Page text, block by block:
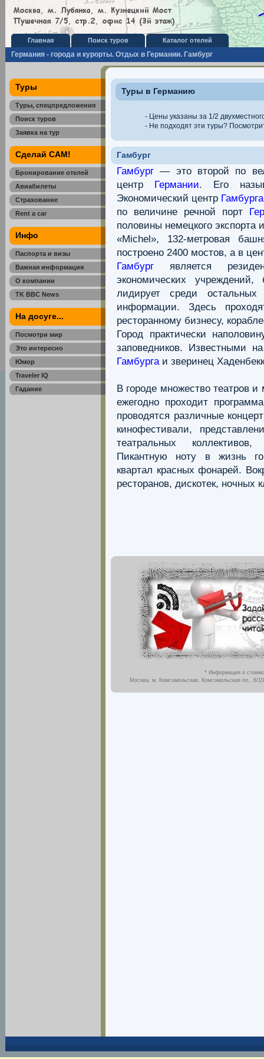
Главная Поиск туров Каталог отелей
Германия - города и курорты. Отдых в Германии. Гамбург
Туры
Туры, спецпредложения
Поиск туров
Заявка на тур
Сделай САМ!
Бронирование отелей
Авиабилеты
Страхование
Rent a car
Инфо
Паспорта и визы
Важная информация
О компании
TK BBC News
На досуге...
Посмотри мир
Это интересно
Юмор
Traveler IQ
Гадание
Туры в Германию
- Цены указаны за 1/2
- Не подходят эти туры?
Гамбург
Гамбург — это второй по
центр Германии. Его
Экономический центр Гамбурга
по величине речной порт
половины немецкого
«Michel», 132-метровая
построено 2400 мостов, а в
Гамбург является
экономических
лидирует среди
информации. Здесь
ресторанному бизнесу,
Город практически
заповедников. Известными
Гамбургаи зверинец
В городе множество театров
ежегодно проходит
проводятся различные
кинофестивали,
театральных
Пикантную ноту в жизнь
квартал красных фонарей.
ресторанов, дискотек, ночных
* Информация о
Москва, м. Комсомольская, Комсомольская пл., 6/